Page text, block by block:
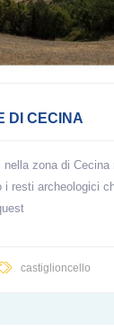
DI CECINA
zona di Cecina
i resti archeologici
castiglioncello